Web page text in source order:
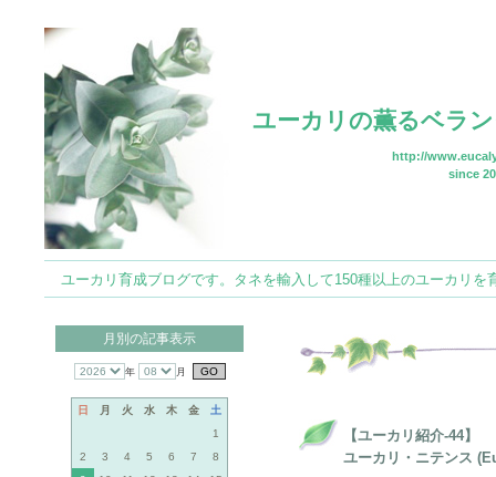
ユーカリの薫るベラ
http://
since
ユーカリ育成ブログです。タネを輸入して150種以上のユーカリ
月別の記事表示
年 月
日 月 火 水 木 金
土
1
2
3 4 5 6 7
8
【ユーカリ紹介-44】
ユーカリ・ニテンス